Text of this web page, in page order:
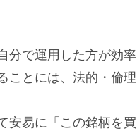
分で運用した方が効率
ことには、法的・倫理
安易に「この銘柄を買